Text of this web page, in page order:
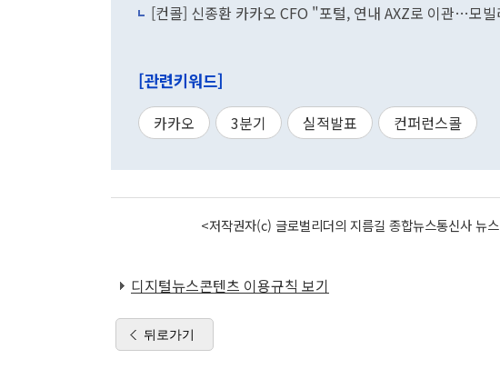
[컨콜] 신종환 카카오 CFO "포털, 연내 AXZ로 이관…모
[관련키워드]
카카오 3분기 실적발표 컨퍼런스콜
<저작권자(c) 글로벌리더의 지름길 종합뉴스통신사
디지털뉴스콘텐츠 이용규칙 보기
뒤로가기